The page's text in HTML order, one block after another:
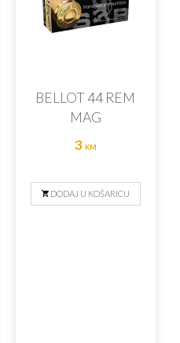
BELLOT 44 REM
MAG
3 KM
DODAJ U KOŠARICU